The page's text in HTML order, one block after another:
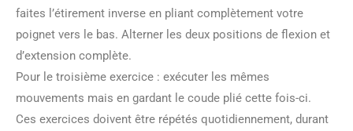
faites l’étirement inverse en pliant complètement votre
poignet vers le bas. Alterner les deux positions de flexion et
d’extension complète.
Pour le troisième exercice : exécuter les mêmes
mouvements mais en gardant le coude plié cette fois-ci.
Ces exercices doivent être répétés quotidiennement, durant